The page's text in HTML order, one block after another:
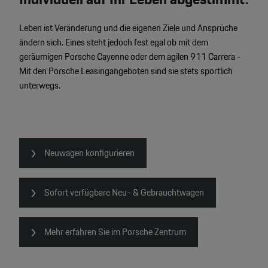
Leben ist Veränderung und die eigenen Ziele und Ansprüche
ändern sich. Eines steht jedoch fest egal ob mit dem
geräumigen Porsche Cayenne oder dem agilen 911 Carrera -
Mit den Porsche Leasingangeboten sind sie stets sportlich
unterwegs.
Neuwagen konfigurieren
Sofort verfügbare Neu- & Gebrauchtwagen
Mehr erfahren Sie im Porsche Zentrum